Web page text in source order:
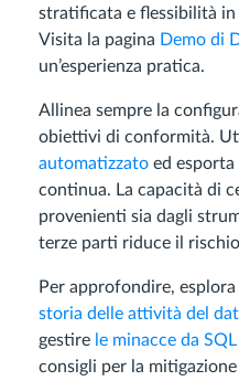
stratificata e flessibilità
Visita la pagina Demo di
un’esperienza pratica.
Allinea sempre la
obiettivi di conformità.
automatizzato ed
continua. La capacità di
provenienti sia dagli
terze parti riduce il
Per approfondire,
storia delle attività del
gestire le minacce da
consigli per la